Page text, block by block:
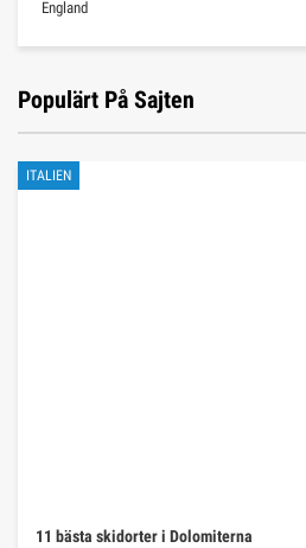
England
Populärt På Sajten
ITALIEN
11 bästa skidorter i Dolomiterna